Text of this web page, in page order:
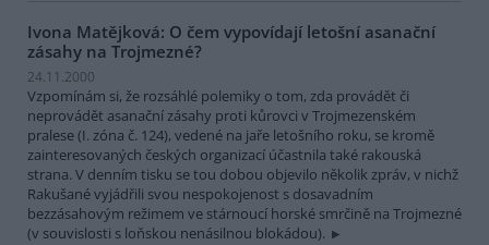
Ivona Matějková: O čem vypovídají letošní asanační
zásahy na Trojmezné?
24.11.2000
Vzpomínám si, že rozsáhlé polemiky o tom, zda provádět či
neprovádět asanační zásahy proti kůrovci v Trojmezenském
pralese (I. zóna č. 124), vedené na jaře letošního roku, se kromě
zainteresovaných českých organizací účastnila také rakouská
strana. V denním tisku se tou dobou objevilo několik zpráv, v nichž
Rakušané vyjádřili svou nespokojenost s dosavadním
bezzásahovým režimem ve stárnoucí horské smrčině na Trojmezné
(v souvislosti s loňskou nenásilnou blokádou).